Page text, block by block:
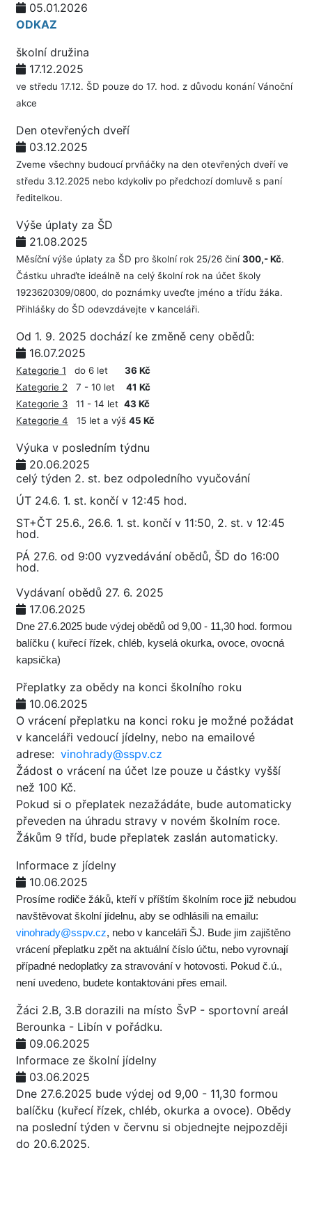
05.01.2026
ODKAZ
školní družina
17.12.2025
ve středu 17.12. ŠD pouze do 17. hod. z důvodu konání Vánoční
akce
Den otevřených dveří
03.12.2025
Zveme všechny budoucí prvňáčky na den otevřených dveří ve
středu 3.12.2025 nebo kdykoliv po předchozí domluvě s paní
ředitelkou.
Výše úplaty za ŠD
21.08.2025
Měsíční výše úplaty za ŠD pro školní rok 25/26 činí300,- Kč.
Částku uhraďte ideálně na celý školní rok na účet školy
1923620309/0800, do poznámky uveďte jméno a třídu žáka.
Přihlášky do ŠD odevzdávejte v kanceláři.
Od 1. 9. 2025 dochází ke změně ceny obědů:
16.07.2025
Kategorie 1 do 6 let 36 Kč
Kategorie 2 7 - 10 let 41 Kč
Kategorie 3 11 - 14 let 43 Kč
Kategorie 4 15 let a výš 45 Kč
Výuka v posledním týdnu
20.06.2025
celý týden 2. st. bez odpoledního vyučování
ÚT 24.6. 1. st. končí v 12:45 hod.
ST+ČT 25.6., 26.6. 1. st. končí v 11:50, 2. st. v 12:45
hod.
PÁ 27.6. od 9:00 vyzvedávání obědů, ŠD do 16:00
hod.
Vydávaní obědů 27. 6. 2025
17.06.2025
Dne 27.6.2025 bude výdej obědů od 9,00 - 11,30 hod. formou
balíčku ( kuřecí řízek, chléb, kyselá okurka, ovoce, ovocná
kapsička)
Přeplatky za obědy na konci školního roku
10.06.2025
O vrácení přeplatku na konci roku je možné požádat
v kanceláři vedoucí jídelny, nebo na emailové
adrese: vinohrady@sspv.cz
Žádost o vrácení na účet lze pouze u částky vyšší
než 100 Kč.
Pokud si o přeplatek nezažádáte, bude automaticky
převeden na úhradu stravy v novém školním roce.
Žákům 9 tříd, bude přeplatek zaslán automaticky.
Informace z jídelny
10.06.2025
Prosíme rodiče žáků, kteří v příštím školním roce již nebudou
navštěvovat školní jídelnu, aby se odhlásili na emailu:
vinohrady@sspv.cz, nebo v kanceláři ŠJ. Bude jim zajištěno
vrácení přeplatku zpět na aktuální číslo účtu, nebo vyrovnají
případné nedoplatky za stravování v hotovosti. Pokud č.ú.,
není uvedeno, budete kontaktováni přes email.
Žáci 2.B, 3.B dorazili na místo ŠvP - sportovní areál
Berounka - Libín v pořádku.
09.06.2025
Informace ze školní jídelny
03.06.2025
Dne 27.6.2025 bude výdej od 9,00 - 11,30 formou
balíčku (kuřecí řízek, chléb, okurka a ovoce). Obědy
na poslední týden v červnu si objednejte nejpozději
do 20.6.2025.